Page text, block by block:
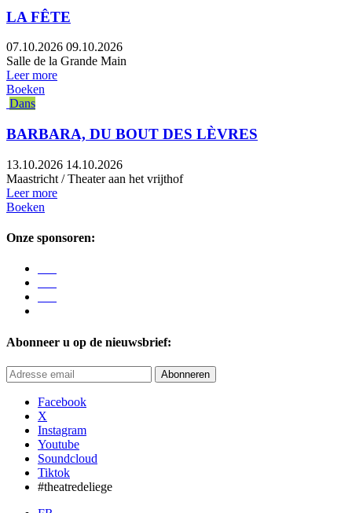
LA FÊTE
07.10.2026 09.10.2026
Salle de la Grande Main
Leer more
Boeken
Dans
BARBARA, DU BOUT DES LÈVRES
13.10.2026 14.10.2026
Maastricht / Theater aan het vrijthof
Leer more
Boeken
Onze sponsoren:
Abonneer u op de nieuwsbrief:
Abonneren
Facebook
X
Instagram
Youtube
Soundcloud
Tiktok
#theatredeliege